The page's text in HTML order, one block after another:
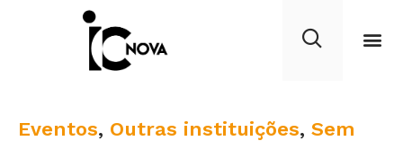
C
Eventos, Outras instituições, Sem